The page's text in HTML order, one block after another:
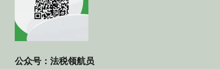
公众号：法税领航员